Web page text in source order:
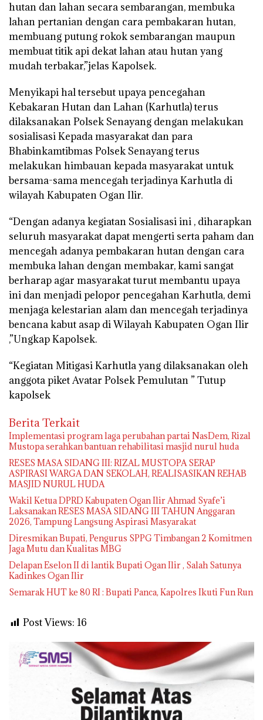
hutan dan lahan secara sembarangan, membuka
lahan pertanian dengan cara pembakaran hutan,
membuang putung rokok sembarangan maupun
membuat titik api dekat lahan atau hutan yang
mudah terbakar,”jelas Kapolsek.
Menyikapi hal tersebut upaya pencegahan
Kebakaran Hutan dan Lahan (Karhutla) terus
dilaksanakan Polsek Senayang dengan melakukan
sosialisasi Kepada masyarakat dan para
Bhabinkamtibmas Polsek Senayang terus
melakukan himbauan kepada masyarakat untuk
bersama-sama mencegah terjadinya Karhutla di
wilayah Kabupaten Ogan Ilir.
“Dengan adanya kegiatan Sosialisasi ini , diharapkan
seluruh masyarakat dapat mengerti serta paham dan
mencegah adanya pembakaran hutan dengan cara
membuka lahan dengan membakar, kami sangat
berharap agar masyarakat turut membantu upaya
ini dan menjadi pelopor pencegahan Karhutla, demi
menjaga kelestarian alam dan mencegah terjadinya
bencana kabut asap di Wilayah Kabupaten Ogan Ilir
,”Ungkap Kapolsek.
“Kegiatan Mitigasi Karhutla yang dilaksanakan oleh
anggota piket Avatar Polsek Pemulutan ” Tutup
kapolsek
Berita Terkait
Implementasi program laga perubahan partai NasDem, Rizal
RESES MASA SIDANG III: RIZAL MUSTOPA SERAP
ASPIRASI WARGA DAN SEKOLAH, REALISASIKAN REHAB
MASJID NURUL HUDA
Wakil Ketua DPRD Kabupaten Ogan Ilir Ahmad Syafe’i
Laksanakan RESES MASA SIDANG III TAHUN Anggaran
2026, Tampung Langsung Aspirasi Masyarakat
Diresmikan Bupati, Pengurus SPPG Timbangan 2 Komitmen
Jaga Mutu dan Kualitas MBG
Delapan Eselon II di lantik Bupati Ogan Ilir , Salah Satunya
Kadinkes Ogan Ilir
Semarak HUT ke 80 RI : Bupati Panca, Kapolres Ikuti Fun Run
Post Views: 16